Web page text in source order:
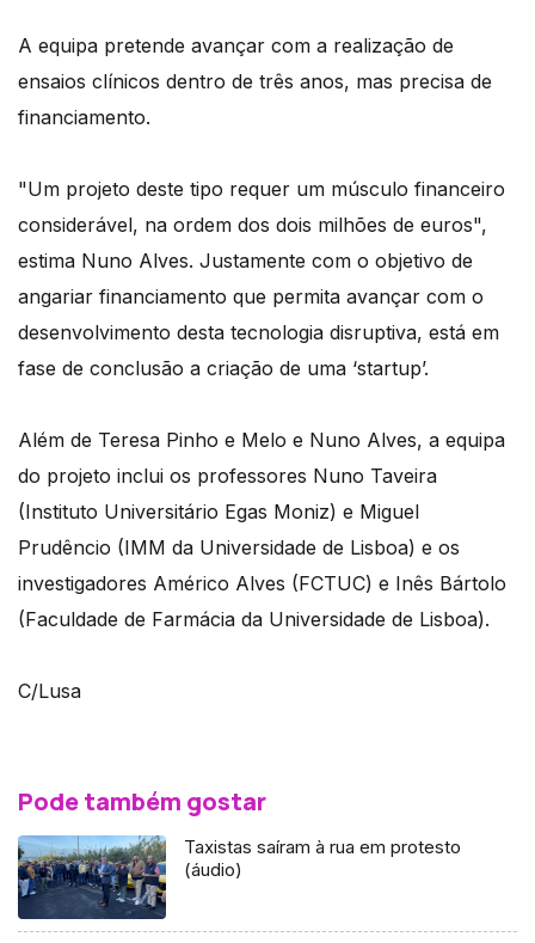
A equipa pretende avançar com a realização de
ensaios clínicos dentro de três anos, mas precisa de
financiamento.
"Um projeto deste tipo requer um músculo financeiro
considerável, na ordem dos dois milhões de euros",
estima Nuno Alves. Justamente com o objetivo de
angariar financiamento que permita avançar com o
desenvolvimento desta tecnologia disruptiva, está em
fase de conclusão a criação de uma ‘startup’.
Além de Teresa Pinho e Melo e Nuno Alves, a equipa
do projeto inclui os professores Nuno Taveira
(Instituto Universitário Egas Moniz) e Miguel
Prudêncio (IMM da Universidade de Lisboa) e os
investigadores Américo Alves (FCTUC) e Inês Bártolo
(Faculdade de Farmácia da Universidade de Lisboa).
C/Lusa
Pode também gostar
Taxistas saíram à rua em protesto
(áudio)